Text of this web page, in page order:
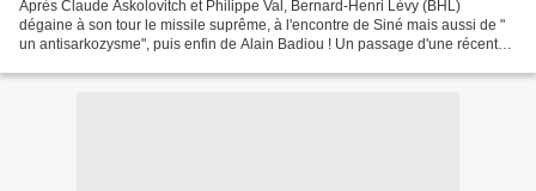
Après Claude Askolovitch et Philippe Val, Bernard-Henri Lévy (BHL)
dégaine à son tour le missile suprême, à l'encontre de Siné mais aussi de "
un antisarkozysme", puis enfin de Alain Badiou ! Un passage d'une récente